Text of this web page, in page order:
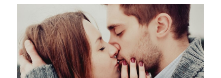
Energyhealing
ДОПОМОГА
Консультація онлайн
ШКОЛА